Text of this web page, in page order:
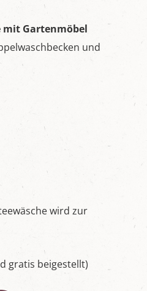
mit Gartenmöbel
und
wird zur
gratis beigestellt)